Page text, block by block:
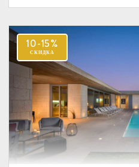
20%
СКИДКА